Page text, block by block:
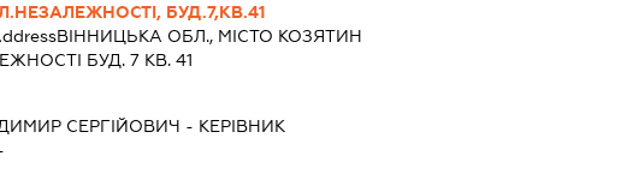
БУД.7,КВ.41
ВІННИЦЬКА ОБЛ., МІСТО КОЗЯТИН
БУД. 7 КВ. 41
СЕРГІЙОВИЧ - КЕРІВНИК